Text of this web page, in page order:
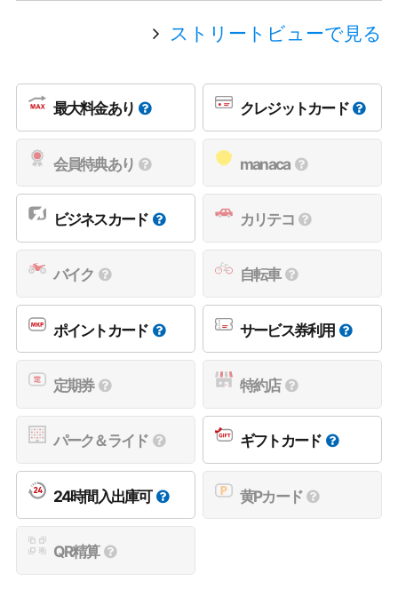
ストリートビューで見る
最大料金あり クレジットカード
会員特典あり manaca
ビジネスカード カリテコ
バイク 自転車
ポイントカード サービス券利用
定期券 特約店
パーク＆ライド ギフトカード
24時間入出庫可 黄Pカード
QR精算